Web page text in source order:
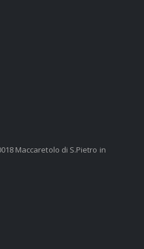
Maccaretolo di S.Pietro in